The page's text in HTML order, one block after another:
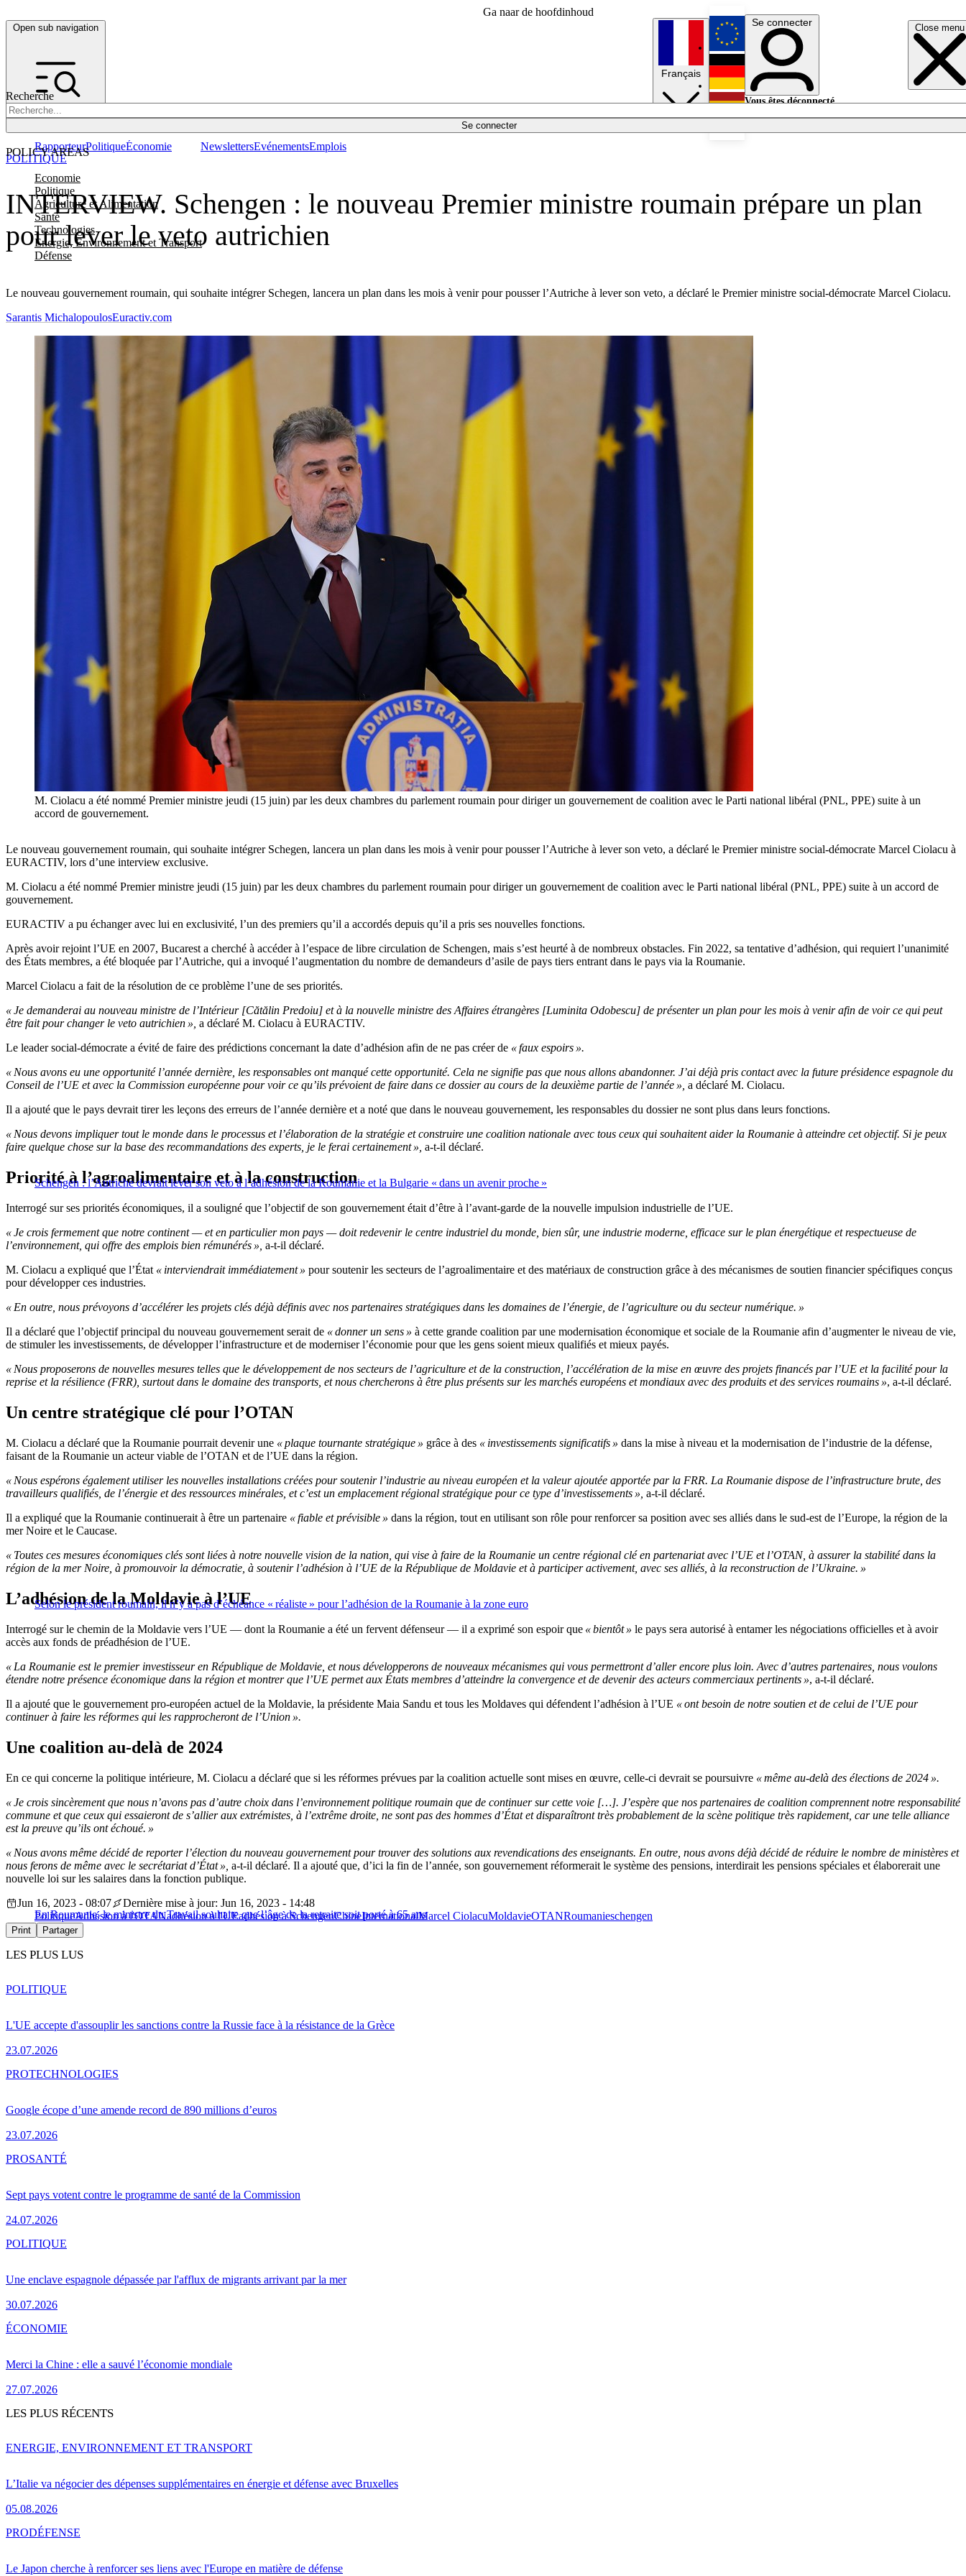
Ga naar de hoofdinhoud
Open sub navigation Close menu
Recherche
Se connecter
POLICY AREAS
Economie
Politique
Agriculture et Alimentation
Santé
Technologies
Energie, Environnement et Transport
Défense
RapporteurPolitiqueÉconomie NewslettersEvénementsEmplois
Français
English
Deutsch
Se connecter
Vous êtes déconnecté.
INTERVIEW. Schengen : le nouveau Premier ministre roumain prépare un plan
pour lever le veto autrichien
Le nouveau gouvernement roumain, qui souhaite intégrer Schegen, lancera un plan dans les mois à venir pour pousser l’Autriche à lever son veto, a déclaré le Premier ministre social-démocrate Marcel Ciolacu.
POLITIQUE
Sarantis MichalopoulosEuractiv.com
M. Ciolacu a été nommé Premier ministre jeudi (15 juin) par les deux chambres du parlement roumain pour diriger un gouvernement de coalition avec le Parti national libéral (PNL, PPE) suite à un
accord de gouvernement.
Le nouveau gouvernement roumain, qui souhaite intégrer Schegen, lancera un plan dans les mois à venir pour pousser l’Autriche à lever son veto, a déclaré le Premier ministre social-démocrate Marcel Ciolacu à
EURACTIV, lors d’une interview exclusive.
M. Ciolacu a été nommé Premier ministre jeudi (15 juin) par les deux chambres du parlement roumain pour diriger un gouvernement de coalition avec le Parti national libéral (PNL, PPE) suite à un accord de
gouvernement.
EURACTIV a pu échanger avec lui en exclusivité, l’un des premiers qu’il a accordés depuis qu’il a pris ses nouvelles fonctions.
Après avoir rejoint l’UE en 2007, Bucarest a cherché à accéder à l’espace de libre circulation de Schengen, mais s’est heurté à de nombreux obstacles. Fin 2022, sa tentative d’adhésion, qui requiert l’unanimité
des États membres, a été bloquée par l’Autriche, qui a invoqué l’augmentation du nombre de demandeurs d’asile de pays tiers entrant dans le pays via la Roumanie.
Marcel Ciolacu a fait de la résolution de ce problème l’une de ses priorités.
« Je demanderai au nouveau ministre de l’Intérieur [Cătălin Predoiu] et à la nouvelle ministre des Affaires étrangères [Luminita Odobescu] de présenter un plan pour les mois à venir afin de voir ce qui peut
être fait pour changer le veto autrichien », a déclaré M. Ciolacu à EURACTIV.
Le leader social-démocrate a évité de faire des prédictions concernant la date d’adhésion afin de ne pas créer de « faux espoirs ».
« Nous avons eu une opportunité l’année dernière, les responsables ont manqué cette opportunité. Cela ne signifie pas que nous allons abandonner. J’ai déjà pris contact avec la future présidence espagnole du
Conseil de l’UE et avec la Commission européenne pour voir ce qu’ils prévoient de faire dans ce dossier au cours de la deuxième partie de l’année », a déclaré M. Ciolacu.
Il a ajouté que le pays devrait tirer les leçons des erreurs de l’année dernière et a noté que dans le nouveau gouvernement, les responsables du dossier ne sont plus dans leurs fonctions.
« Nous devons impliquer tout le monde dans le processus et l’élaboration de la stratégie et construire une coalition nationale avec tous ceux qui souhaitent aider la Roumanie à atteindre cet objectif. Si je peux
faire quelque chose sur la base des recommandations des experts, je le ferai certainement », a-t-il déclaré.
Schengen : l’Autriche devrait lever son veto à l’adhésion de la Roumanie et la Bulgarie « dans un avenir proche »
Priorité à l’agroalimentaire et à la construction
Interrogé sur ses priorités économiques, il a souligné que l’objectif de son gouvernement était d’être à l’avant-garde de la nouvelle impulsion industrielle de l’UE.
« Je crois fermement que notre continent — et en particulier mon pays — doit redevenir le centre industriel du monde, bien sûr, une industrie moderne, efficace sur le plan énergétique et respectueuse de
l’environnement, qui offre des emplois bien rémunérés », a-t-il déclaré.
M. Ciolacu a expliqué que l’État « interviendrait immédiatement » pour soutenir les secteurs de l’agroalimentaire et des matériaux de construction grâce à des mécanismes de soutien financier spécifiques conçus
pour développer ces industries.
« En outre, nous prévoyons d’accélérer les projets clés déjà définis avec nos partenaires stratégiques dans les domaines de l’énergie, de l’agriculture ou du secteur numérique. »
Il a déclaré que l’objectif principal du nouveau gouvernement serait de « donner un sens » à cette grande coalition par une modernisation économique et sociale de la Roumanie afin d’augmenter le niveau de vie,
de stimuler les investissements, de développer l’infrastructure et de moderniser l’économie pour que les gens soient mieux qualifiés et mieux payés.
« Nous proposerons de nouvelles mesures telles que le développement de nos secteurs de l’agriculture et de la construction, l’accélération de la mise en œuvre des projets financés par l’UE et la facilité pour la
reprise et la résilience (FRR), surtout dans le domaine des transports, et nous chercherons à être plus présents sur les marchés européens et mondiaux avec des produits et des services roumains », a-t-il déclaré.
Un centre stratégique clé pour l’OTAN
M. Ciolacu a déclaré que la Roumanie pourrait devenir une « plaque tournante stratégique » grâce à des « investissements significatifs » dans la mise à niveau et la modernisation de l’industrie de la défense,
faisant de la Roumanie un acteur viable de l’OTAN et de l’UE dans la région.
« Nous espérons également utiliser les nouvelles installations créées pour soutenir l’industrie au niveau européen et la valeur ajoutée apportée par la FRR. La Roumanie dispose de l’infrastructure brute, des
travailleurs qualifiés, de l’énergie et des ressources minérales, et c’est un emplacement régional stratégique pour ce type d’investissements », a-t-il déclaré.
Il a expliqué que la Roumanie continuerait à être un partenaire « fiable et prévisible » dans la région, tout en utilisant son rôle pour renforcer sa position avec ses alliés dans le sud-est de l’Europe, la région de la
mer Noire et le Caucase.
« Toutes ces mesures économiques clés sont liées à notre nouvelle vision de la nation, qui vise à faire de la Roumanie un centre régional clé en partenariat avec l’UE et l’OTAN, à assurer la stabilité dans la
région de la mer Noire, à promouvoir la démocratie, à soutenir l’adhésion à l’UE de la République de Moldavie et à participer activement, avec ses alliés, à la reconstruction de l’Ukraine. »
Selon le président roumain, il n’y a pas d’échéance « réaliste » pour l’adhésion de la Roumanie à la zone euro
L’adhésion de la Moldavie à l’UE
Interrogé sur le chemin de la Moldavie vers l’UE — dont la Roumanie a été un fervent défenseur — il a exprimé son espoir que « bientôt » le pays sera autorisé à entamer les négociations officielles et à avoir
accès aux fonds de préadhésion de l’UE.
« La Roumanie est le premier investisseur en République de Moldavie, et nous développerons de nouveaux mécanismes qui vous permettront d’aller encore plus loin. Avec d’autres partenaires, nous voulons
étendre notre présence économique dans la région et montrer que l’UE permet aux États membres d’atteindre la convergence et de devenir des acteurs commerciaux pertinents », a-t-il déclaré.
Il a ajouté que le gouvernement pro-européen actuel de la Moldavie, la présidente Maia Sandu et tous les Moldaves qui défendent l’adhésion à l’UE « ont besoin de notre soutien et de celui de l’UE pour
continuer à faire les réformes qui les rapprocheront de l’Union ».
Une coalition au-delà de 2024
En ce qui concerne la politique intérieure, M. Ciolacu a déclaré que si les réformes prévues par la coalition actuelle sont mises en œuvre, celle-ci devrait se poursuivre « même au-delà des élections de 2024 ».
« Je crois sincèrement que nous n’avons pas d’autre choix dans l’environnement politique roumain que de continuer sur cette voie […]. J’espère que nos partenaires de coalition comprennent notre responsabilité
commune et que ceux qui essaieront de s’allier aux extrémistes, à l’extrême droite, ne sont pas des hommes d’État et disparaîtront très probablement de la scène politique très rapidement, car une telle alliance
est la preuve qu’ils ont échoué. »
« Nous avons même décidé de reporter l’élection du nouveau gouvernement pour trouver des solutions aux revendications des enseignants. En outre, nous avons déjà décidé de réduire le nombre de ministères et
nous ferons de même avec le secrétariat d’État », a-t-il déclaré. Il a ajouté que, d’ici la fin de l’année, son gouvernement réformerait le système des pensions, interdirait les pensions spéciales et élaborerait une
nouvelle loi sur les salaires dans la fonction publique.
En Roumanie, le ministre du Travail souhaite que l’âge de la retraite soit porté à 65 ans
Jun 16, 2023 - 08:07
Dernière mise à jour: Jun 16, 2023 - 14:48
PolitiqueAdhésion à l'OTANadhésion à l'UEadhésion à SchengenChineInternationalMarcel CiolacuMoldavieOTANRoumanieschengen
Print Partager
LES PLUS LUS
L'UE accepte d'assouplir les sanctions contre la Russie face à la résistance de la Grèce
23.07.2026
POLITIQUE
Google écope d’une amende record de 890 millions d’euros
23.07.2026
PROTECHNOLOGIES
Sept pays votent contre le programme de santé de la Commission
24.07.2026
PROSANTÉ
Une enclave espagnole dépassée par l'afflux de migrants arrivant par la mer
30.07.2026
POLITIQUE
Merci la Chine : elle a sauvé l’économie mondiale
27.07.2026
ÉCONOMIE
LES PLUS RÉCENTS
L’Italie va négocier des dépenses supplémentaires en énergie et défense avec Bruxelles
05.08.2026
ENERGIE, ENVIRONNEMENT ET TRANSPORT
Le Japon cherche à renforcer ses liens avec l'Europe en matière de défense
PRODÉFENSE